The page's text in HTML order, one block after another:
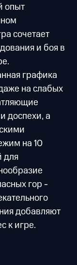
опыт
сочетает
и боя в
графика
на слабых
доспехи, а
на 10
для
гор -
добавляют
к игре.